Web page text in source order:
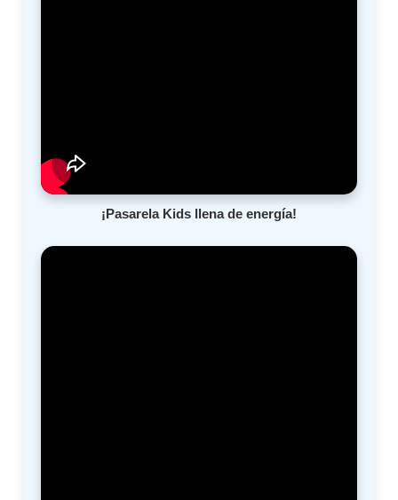
¡Pasarela Kids llena de energía!